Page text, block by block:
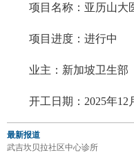
项目名称：亚历山大
项目进度：进行中
业主： 新加坡卫生部
开工日期：2025年12
最新报道
武吉坎贝拉社区中心诊所